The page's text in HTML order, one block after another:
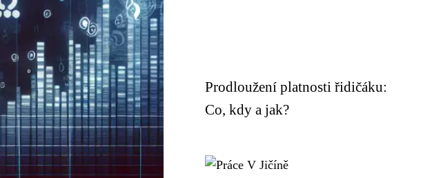
Prodloužení platnosti řidičáku:
Co, kdy a jak?